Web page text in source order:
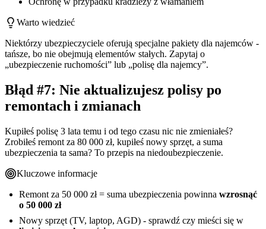
Warto wiedzieć
Niektórzy ubezpieczyciele oferują specjalne pakiety dla najemców -
tańsze, bo nie obejmują elementów stałych. Zapytaj o
„ubezpieczenie ruchomości” lub „polisę dla najemcy”.
Błąd #7: Nie aktualizujesz polisy po
remontach i zmianach
Kupiłeś polisę 3 lata temu i od tego czasu nic nie zmieniałeś?
Zrobiłeś remont za 80 000 zł, kupiłeś nowy sprzęt, a suma
ubezpieczenia ta sama? To przepis na niedoubezpieczenie.
Kluczowe informacje
Remont za 50 000 zł = suma ubezpieczenia powinna wzrosnąć
o 50 000 zł
Nowy sprzęt (TV, laptop, AGD) - sprawdź czy mieści się w